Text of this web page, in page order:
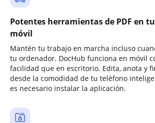
Potentes herramientas de PDF en
móvil
Mantén tu trabajo en marcha incluso
tu ordenador. DocHub funciona en móvil
facilidad que en escritorio. Edita, anota y
desde la comodidad de tu teléfono
es necesario instalar la aplicación.